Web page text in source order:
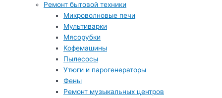
Ремонт бытовой техники
Микроволновые печи
Мультиварки
Мясорубки
Кофемашины
Пылесосы
Утюги и парогенераторы
Фены
Ремонт музыкальных центров